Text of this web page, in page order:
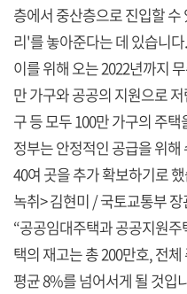
층에서 중산층으로 진입할
리'를 놓아준다는 데 있습니다.
이를 위해 오는 2022년까지
만 가구와 공공의 지원으로
구 등 모두 100만 가구의 주
정부는 안정적인 공급을 위
40여 곳을 추가 확보하기로
녹취> 김현미 / 국토교통부 장
“공공임대주택과 공공지원
택의 재고는 총 200만호, 전
평균 8%를 넘어서게 될 것입